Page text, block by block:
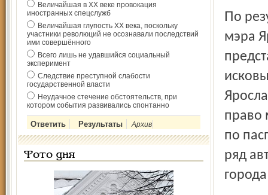
Величайшая в ХХ веке провокация
иностранных спецслужб
Величайшая глупость ХХ века, поскольку
участники революций не осознавали последствий
ими совершённого
Всего лишь не удавшийся социальный
эксперимент
Следствие преступной слабости
государственной власти
Неудачное стечение обстоятельств, при
котором события развивались спонтанно
Архив
Фото дня
По результатам проверки прокурором города в адрес
мэра
право
по
ряд